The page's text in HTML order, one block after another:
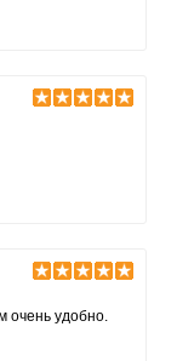
очень удобно.